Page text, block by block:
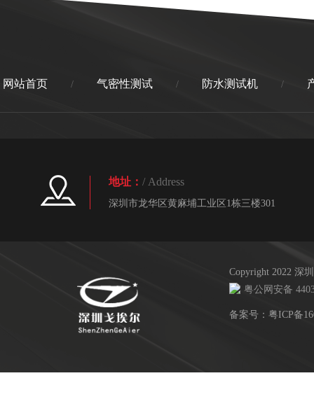
网站首页 / 气密性测试 / 防水测试机 /
地址： / Address
深圳市龙华区黄麻埔工业区1栋三楼301
Copyright 2022 深
粤公网安备
备案号： 粤ICP备